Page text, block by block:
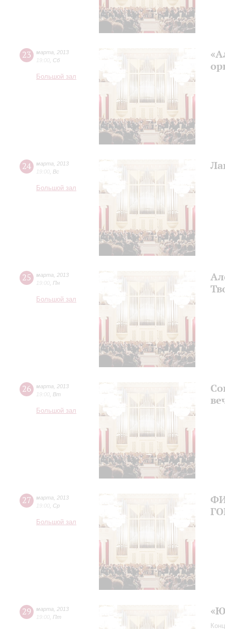
23 марта
2013
19:00 Сб
Большой зал
24 марта
2013
19:00 Вс
Большой зал
25 марта
2013
19:00 Пн
Большой зал
26 марта
2013
19:00 Вт
Большой зал
27 марта
2013
19:00 Ср
Большой зал
29 марта
2013
19:00 Пт